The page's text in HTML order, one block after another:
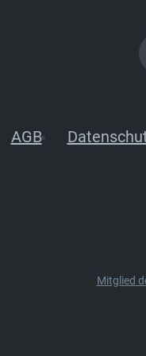
AGB
Mitglied